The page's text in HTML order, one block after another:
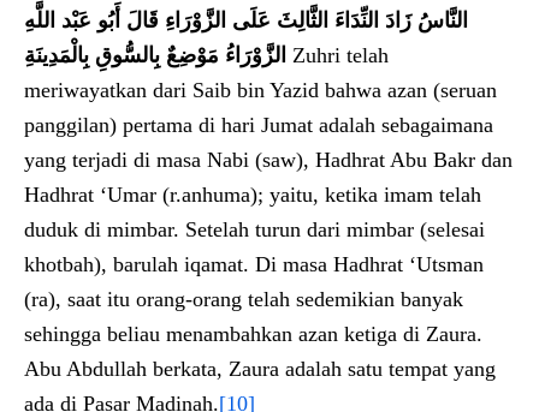
النَّاسُ زَادَ النِّدَاءَ الثَّالِثَ عَلَى الزَّوْرَاءِ قَالَ أَبُو عَبْد اللَّهِ
الزَّوْرَاءُ مَوْضِعٌ بِالسُّوقِ بِالْمَدِينَةِ Zuhri telah
meriwayatkan dari Saib bin Yazid bahwa azan (seruan
panggilan) pertama di hari Jumat adalah sebagaimana
yang terjadi di masa Nabi (saw), Hadhrat Abu Bakr dan
Hadhrat ‘Umar (r.anhuma); yaitu, ketika imam telah
duduk di mimbar. Setelah turun dari mimbar (selesai
khotbah), barulah iqamat. Di masa Hadhrat ‘Utsman
(ra), saat itu orang-orang telah sedemikian banyak
sehingga beliau menambahkan azan ketiga di Zaura.
Abu Abdullah berkata, Zaura adalah satu tempat yang
ada di Pasar Madinah.[10]